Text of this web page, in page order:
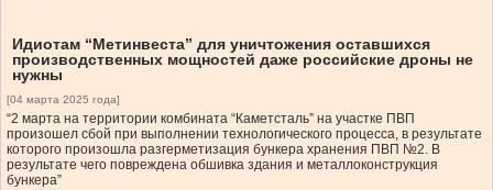
Идиотам “Метинвеста” для уничтожения оставшихся
производственных мощностей даже российские дроны не
нужны
[04 марта 2025 года]
“2 марта на территории комбината “Каметсталь” на участке ПВП
произошел сбой при выполнении технологического процесса, в результате
которого произошла разгерметизация бункера хранения ПВП №2. В
результате чего повреждена обшивка здания и металлоконструкция
бункера”